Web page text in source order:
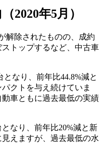
2020年5月）
解除されたものの、成約
トップするなど、中古車
なり、前年比44.8%減と
クトを与え続けていま
車ともに過去最低の実績
なり、前年比20%減と新
えますが、過去最低の水